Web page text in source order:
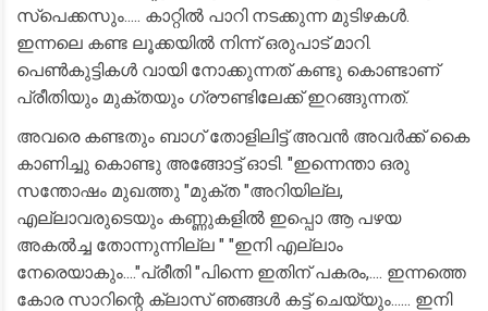
സ്‌പെക്കസും..... കാറ്റിൽ പാറി നടക്കുന്ന മുടിഴകൾ.
ഇന്നലെ കണ്ട ലൂക്കയിൽ നിന്ന് ഒരുപാട് മാറി.
പെൺകുട്ടികൾ വായി നോക്കുന്നത് കണ്ടു കൊണ്ടാണ്
പ്രീതിയും മുക്തയും ഗ്രൗണ്ടിലേക്ക് ഇറങ്ങുന്നത്.
അവരെ കണ്ടതും ബാഗ് തോളിലിട്ട് അവൻ അവർക്ക് കൈ
കാണിച്ചു കൊണ്ടു അങ്ങോട്ട്‌ ഓടി. "ഇന്നെന്താ ഒരു
സന്തോഷം മുഖത്തു "മുക്ത "അറിയില്ല,
എല്ലാവരുടെയും കണ്ണുകളിൽ ഇപ്പൊ ആ പഴയ
അകൽച്ച തോന്നുന്നില്ല " "ഇനി എല്ലാം
നേരെയാകും...."പ്രീതി "പിന്നെ ഇതിന് പകരം,.... ഇന്നത്തെ
കോര സാറിന്റെ ക്ലാസ് ഞങ്ങൾ കട്ട് ചെയ്യും...... ഇനി